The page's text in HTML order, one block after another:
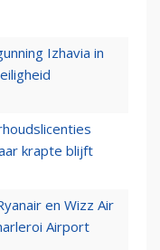
Izhavia in
krapte blijft
en Wizz Air
Airport